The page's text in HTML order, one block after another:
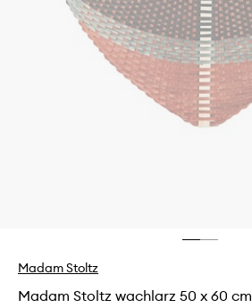
Madam Stoltz
Madam Stoltz wachlarz 50 x 60 cm